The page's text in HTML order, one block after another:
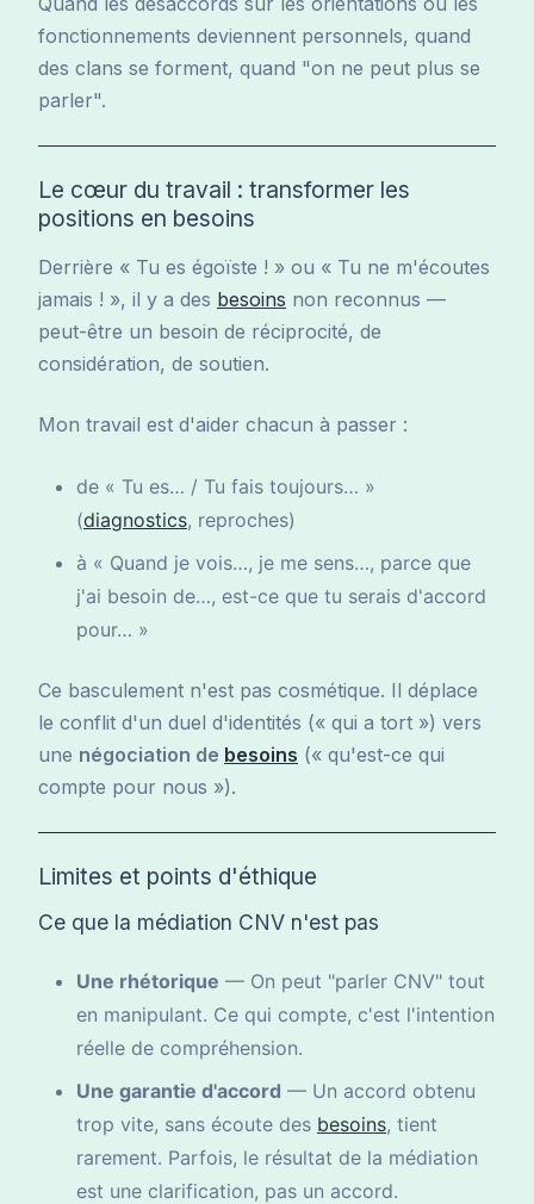
fonctionnements deviennent personnels, quand
des clans se forment, quand "on ne peut plus se
parler".
Le cœur du travail : transformer les
positions en besoins
Derrière « Tu es égoïste ! » ou « Tu ne m'écoutes
jamais ! », il y a des besoins non reconnus —
peut-être un besoin de réciprocité, de
considération, de soutien.
Mon travail est d'aider chacun à passer :
de « Tu es… / Tu fais toujours… »
(diagnostics, reproches)
à « Quand je vois…, je me sens…, parce que
j'ai besoin de…, est-ce que tu serais d'accord
pour… »
Ce basculement n'est pas cosmétique. Il déplace
le conflit d'un duel d'identités (« qui a tort ») vers
une négociation de besoins (« qu'est-ce qui
compte pour nous »).
Limites et points d'éthique
Ce que la médiation CNV n'est pas
Une rhétorique — On peut "parler CNV" tout
en manipulant. Ce qui compte, c'est l'intention
réelle de compréhension.
Une garantie d'accord — Un accord obtenu
trop vite, sans écoute des besoins, tient
rarement. Parfois, le résultat de la médiation
est une clarification, pas un accord.